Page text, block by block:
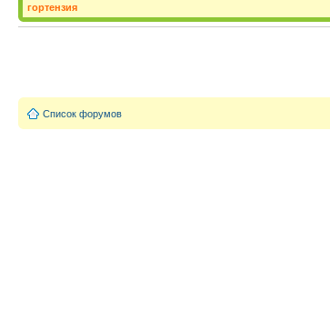
гортензия
Список форумов